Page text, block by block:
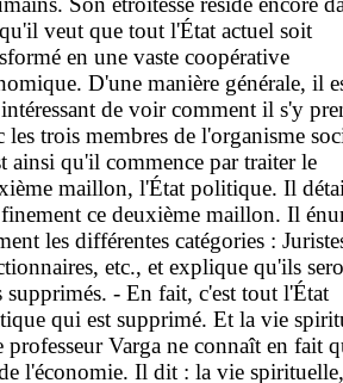
veut que tout l'État actuel soit
en une vaste coopérative
D'une manière générale, il
de voir comment il s'y
les trois membres de l'organisme
ainsi qu'il commence par traiter le
maillon, l'État politique. Il
ce deuxième maillon. Il
les différentes catégories :
etc., et explique qu'ils
supprimés. - En fait, c'est tout l'État
qui est supprimé. Et la vie
professeur Varga ne connaît en fait
l'économie. Il dit : la vie